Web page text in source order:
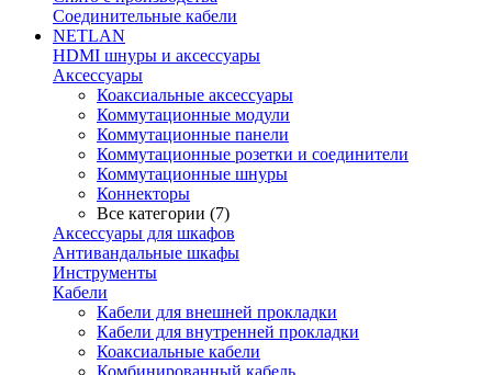
Соединительные кабели
NETLAN
HDMI шнуры и аксессуары
Аксессуары
Коаксиальные аксессуары
Коммутационные модули
Коммутационные панели
Коммутационные розетки и соединители
Коммутационные шнуры
Коннекторы
Все категории (7)
Аксессуары для шкафов
Антивандальные шкафы
Инструменты
Кабели
Кабели для внешней прокладки
Кабели для внутренней прокладки
Коаксиальные кабели
Комбинированный кабель